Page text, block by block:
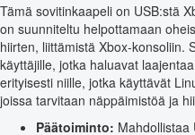
Tämä sovitinkaapeli on USB:stä
on suunniteltu helpottamaan
hiirten, liittämistä Xbox-konsoliin.
käyttäjille, jotka haluavat
erityisesti niille, jotka käyttävät
joissa tarvitaan näppäimistöä ja
Päätoiminto: Mahdollistaa